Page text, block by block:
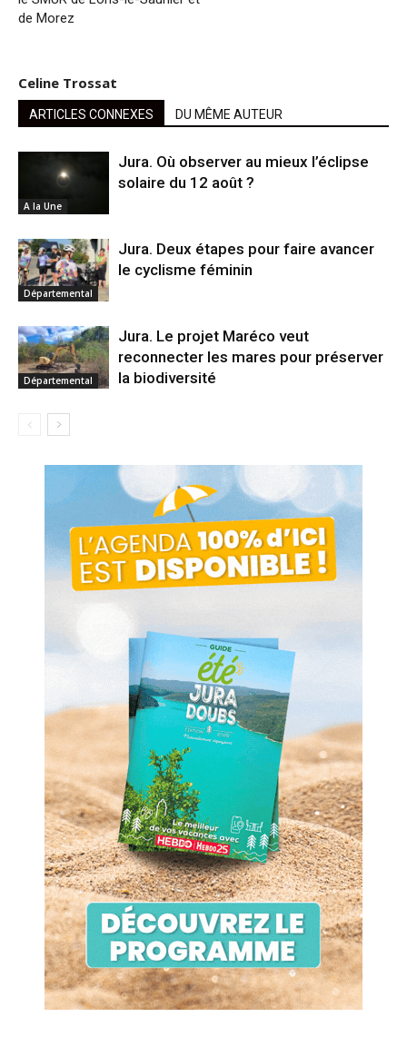
de Morez
Celine Trossat
ARTICLES CONNEXES DU MÊME AUTEUR
A la Une
Jura. Où observer au mieux l’éclipse
solaire du 12 août ?
Départemental
Jura. Deux étapes pour faire avancer
le cyclisme féminin
Départemental
Jura. Le projet Maréco veut
reconnecter les mares pour préserver
la biodiversité